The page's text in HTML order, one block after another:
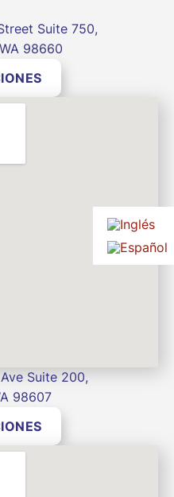
Suite 750,
98660
Suite 200,
98607